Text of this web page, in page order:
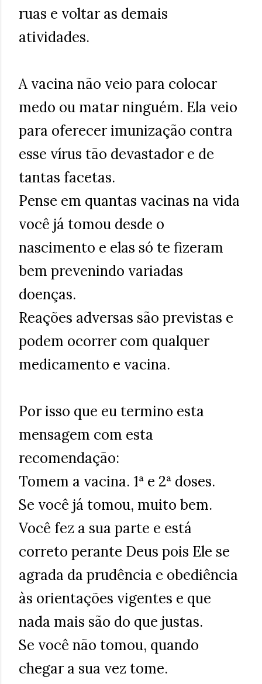
ruas e voltar as demais
atividades.
A vacina não veio para colocar
medo ou matar ninguém. Ela veio
para oferecer imunização contra
esse vírus tão devastador e de
tantas facetas.
Pense em quantas vacinas na vida
você já tomou desde o
nascimento e elas só te fizeram
bem prevenindo variadas
doenças.
Reações adversas são previstas e
podem ocorrer com qualquer
medicamento e vacina.
Por isso que eu termino esta
mensagem com esta
recomendação:
Tomem a vacina. 1ª e 2ª doses.
Se você já tomou, muito bem.
Você fez a sua parte e está
correto perante Deus pois Ele se
agrada da prudência e obediência
às orientações vigentes e que
nada mais são do que justas.
Se você não tomou, quando
chegar a sua vez tome.